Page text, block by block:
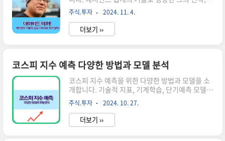
자선 활동, 그리고 금융계에 미친 영향을 상세히 살
펴봅니다. 📌 ※ 자세한 사항은 아래 버튼을 클릭하
셔서 확인해 보세요! ※데이비드 테퍼 바로가기👆
↑ 이 버튼을 클릭하시면 해당 페이지로 빠르게 이
에서 태어났습니다.그의 어린 시절은 이 산업 도시
의 제철소를 배경으로 펼쳐졌습니다. 테퍼는 어릴
때부터 수학에 재능을 보였고,이는 그의 미래 금융
경력의 기반이 되었습니다. ▶ 교육 배경테퍼는 피
츠버그 대학에서 경제학 학사 학위를 취득했습니
다.이후 그는 카네기 멜론 대학에서 경영학 석사
(MBA) 과정을 밟았습니다.이 시..
주식.투자 2024. 11. 4.
더보기 ››
코스피 지수 예측 다양한 방법과 모델 분석
코스피 지수 예측을 위한 다양한 방법과 모델을 소
개합니다. 기술적 지표, 기계학습, 단기예측 모델
등을 통해 코스피의 미래 방향성을 분석하고 투자
전략을 수립하는 방법을 알아봅니다.코스피 지수
예측의 중요성 코스피 지수는 한국 주식시장의 전
반적인 흐름을 보여주는 중요한 지표입니다. 이 지
주식.투자 2024. 10. 27.
더보기 ››